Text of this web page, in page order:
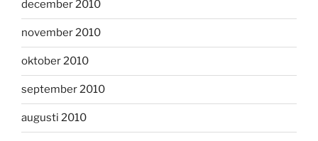
december 2010
november 2010
oktober 2010
september 2010
augusti 2010